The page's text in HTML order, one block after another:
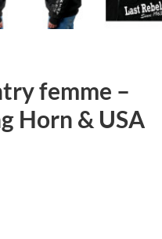
femme –
Horn & USA